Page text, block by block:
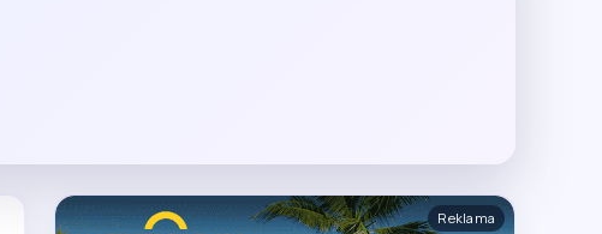
Reklama